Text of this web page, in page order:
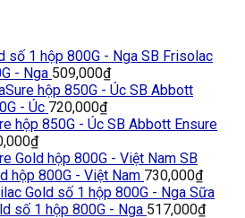
SB Frisolac
- Nga 509,000₫
SB Abbott
- Úc 720,000₫
SB Abbott Ensure
₫
SB
hộp 800G - Việt Nam 730,000₫
Sữa
số 1 hộp 800G - Nga 517,000₫